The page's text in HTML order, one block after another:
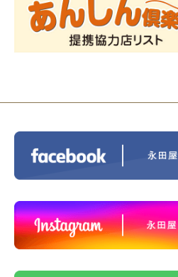
ス®上鶴間 エンディングノ
2023/11/29 永田屋創業110
ントホテル東京町田